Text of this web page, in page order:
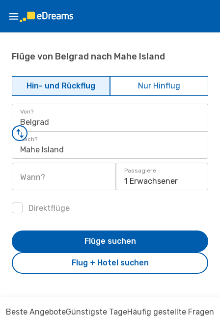
Flüge von Belgrad nach Mahe Island
Hin- und Rückflug Nur Hinflug
Von?
Belgrad
Nach?
Mahe Island
Wann?
Passagiere
1 Erwachsener
Direktflüge
Flug + Hotel suchen
Flüge suchen
Beste AngeboteGünstigste TageHäufig gestellte Fragen